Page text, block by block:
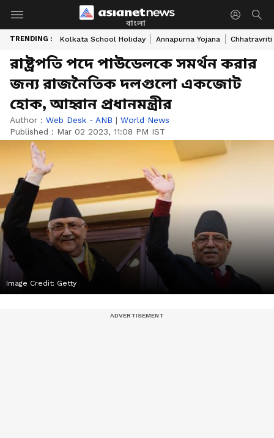
বাংলা
TRENDING : Kolkata School Holiday Annapurna Yojana Chhatravriti
রাষ্ট্রপতি পদে পাউডেলকে সমর্থন করার
জন্য রাজনৈতিক দলগুলো একজোট
হোক, আহ্বান প্রধানমন্ত্রীর
Author : Web Desk - ANB | World News
Published : Mar 02 2023, 11:08 PM IST
Image Credit: Getty